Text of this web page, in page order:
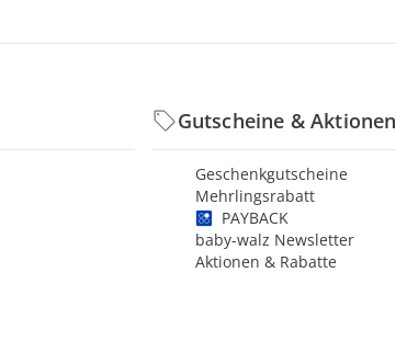
Gutscheine & Aktionen
Geschenkgutscheine
Mehrlingsrabatt
PAYBACK
baby-walz Newsletter
Aktionen & Rabatte